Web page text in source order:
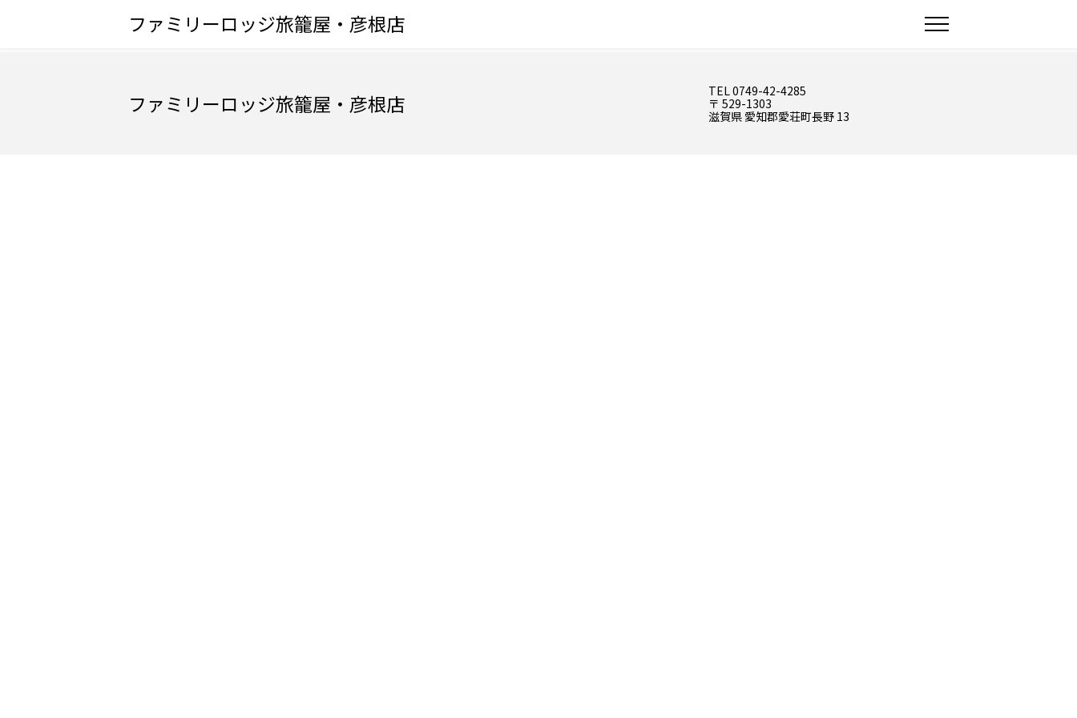
ファミリーロッジ旅籠屋・彦根店
ファミリーロッジ旅籠屋・彦根店
TEL 0749-42-4285
〒 529-1303
滋賀県 愛知郡愛荘町長野 13